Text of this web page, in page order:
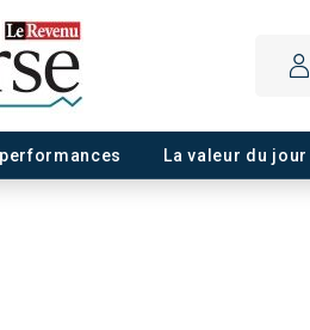
La valeur du jour